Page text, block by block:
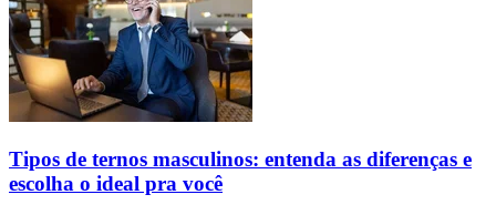
Tipos de ternos masculinos: entenda as diferenças e
escolha o ideal pra você